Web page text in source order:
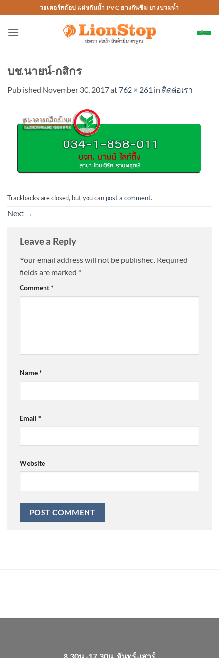
to
content
วอเตอร์สต๊อป แผ่นกันน้ำ PVC ยางกันซึม ยางบวมน้ำ
บช.นายน์-กสิกร
Published November 30, 2017at762 × 261 in ติดต่อเรา
Trackbacks are closed, but you can post a comment.
Next →
Leave a Reply
Your email address will not be published. Required
fields are marked *
Comment*
Name*
Email *
Website
8.30น.-17.30น. จันทร์-เสาร์